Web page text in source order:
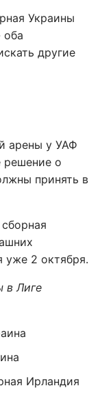
Украины
оба
другие
арены у УАФ
решение о
принять в
уже 2 октября.
в Лиге
Ирландия